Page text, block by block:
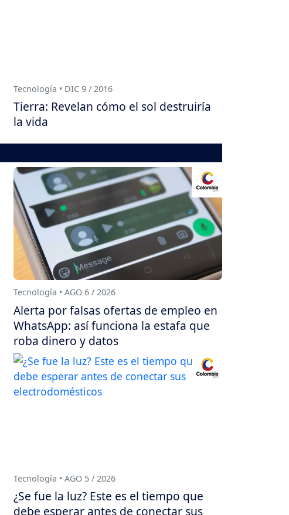
Tecnología • DIC 9 / 2016
Tierra: Revelan cómo el sol destruiría
la vida
Tecnología • AGO 6 / 2026
Alerta por falsas ofertas de empleo en
WhatsApp: así funciona la estafa que
roba dinero y datos
Tecnología • AGO 5 / 2026
¿Se fue la luz? Este es el tiempo que
debe esperar antes de conectar sus